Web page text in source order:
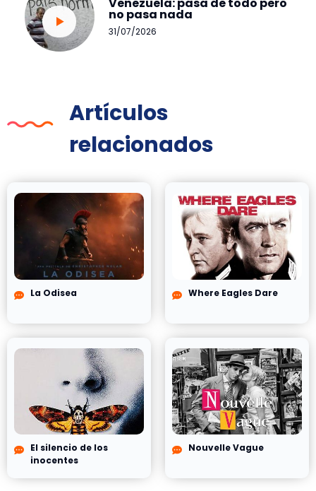
no pasa nada
31/07/2026
Artículos
relacionados
La Odisea Where Eagles Dare
El silencio de los
inocentes
Nouvelle Vague